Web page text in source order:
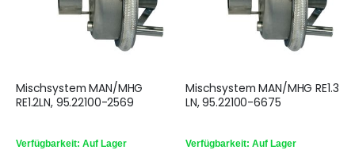
Mischsystem MAN/MHG
RE1.2LN, 95.22100-2569
Verfügbarkeit: Auf Lager
Mischsystem MAN/MHG RE1.3
LN, 95.22100-6675
Verfügbarkeit: Auf Lager